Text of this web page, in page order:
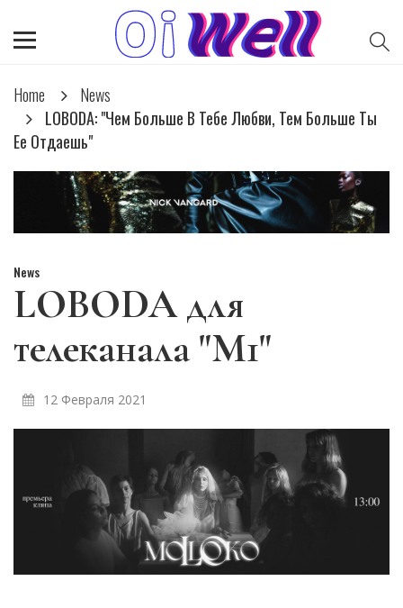
Home
News
LOBODA: "Чем Больше В Тебе Любви, Тем Больше Ты
Ее Отдаешь"
News
LOBODA для
телеканала "М1"
12 Февраля 2021